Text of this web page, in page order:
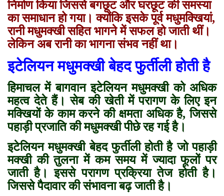
निर्माण किया जिससे बगछूट और घरछूट की समस्या
का समाधान हो गया। क्योंकि इसके पूर्व मधुमक्खियां,
रानी मधुमक्खी सहित भागने में सफल हो जाती थीं।
लेकिन अब रानी का भागना संभव नहीं था।
इटेलियन मधुमक्खी बेहद फुर्तीली होती है
हिमाचल में बागवान इटेलियन मधुमक्खी को अधिक
महत्व देते हैं। सेब की खेती में परागण के लिए इन
मक्खियों के काम करने की क्षमता अधिक है,जिससे
पहाड़ी प्रजाति की मधुमक्खी पीछे रह गई है।
इटेलियन मधुमक्खी बेहद फुर्तीली होती है जो पहाड़ी
मक्खी की तुलना में कम समय में ज्यादा फूलों पर
जाती है। इससे परागण प्रक्रिया तेज होती है।
जिससे पैदावार की संभावना बढ़ जाती है।